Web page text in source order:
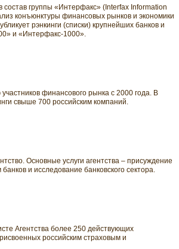
группы «Интерфакс» (Interfax Information
конъюнктуры финансовых рынков и экономики
рэнкинги (списки) крупнейших банков и
и «Интерфакс-1000».
финансового рынка с 2000 года. В
свыше 700 российским компаний.
Основные услуги агентства – присуждение
и исследование банковского сектора.
Агентства более 250 действующих
российским страховым и